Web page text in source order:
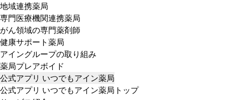
地域連携薬局
専門医療機関連携薬局
がん領域の専門薬剤師
健康サポート薬局
アイングループの取り組み
薬局プレアボイド
公式アプリ いつでもアイン薬局
公式アプリ いつでもアイン薬局トップ